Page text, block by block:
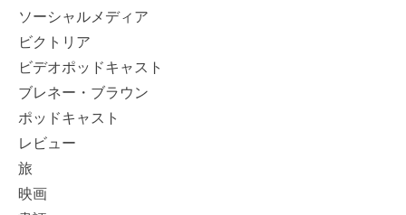
ソーシャルメディア
ビクトリア
ビデオポッドキャスト
ブレネー・ブラウン
ポッドキャスト
レビュー
旅
映画